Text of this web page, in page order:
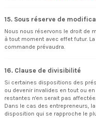
15. Sous réserve de
Nous nous réservons le droit de
à tout moment avec effet futur.
commande prévaudra.
16. Clause de divisibilité
Si certaines dispositions des
ou devenir invalides en tout ou
restantes n'en serait pas affectée.
Dans le cas des entrepreneurs,
disposition qui se rapproche le